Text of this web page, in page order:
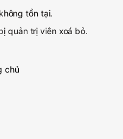
tồn tại.
quản trị viên xoá bỏ.
chủ